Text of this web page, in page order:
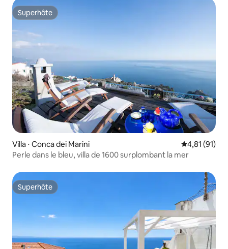
Superhôte
Superhôte
Villa ⋅ Conca dei Marini Évaluation
4,81 (91)
Perle dans le bleu, villa de 1600 surplombant la mer
Superhôte
Superhôte